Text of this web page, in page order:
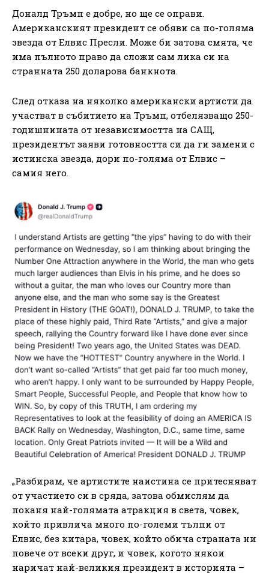
Доналд Тръмп е добре, но ще се оправи.
Американският президент се обяви са по-голяма
звезда от Елвис Пресли. Може би затова смята, че
има пълното право да сложи сам лика си на
странната 250 доларова банкнота.
След отказа на няколко американски артисти да
участват в събитието на Тръмп, отбелязващо 250-
годишнината от независимостта на САЩ,
президентът заяви готовността си да ги замени с
истинска звезда, дори по-голяма от Елвис –
самия него.
„Разбирам, че артистите наистина се притесняват
от участието си в сряда, затова обмислям да
поканя най-голямата атракция в света, човек,
който привлича много по-големи тълпи от
Елвис, без китара, човек, който обича страната ни
повече от всеки друг, и човек, когото някои
наричат ​​най-великия президент в историята –